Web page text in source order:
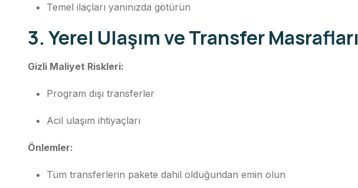
Temel ilaçları yanınızda götürün
3. Yerel Ulaşım ve Transfer Masrafları
Gizli Maliyet Riskleri:
Program dışı transferler
Acil ulaşım ihtiyaçları
Önlemler:
Tüm transferlerin pakete dahil olduğundan emin olun